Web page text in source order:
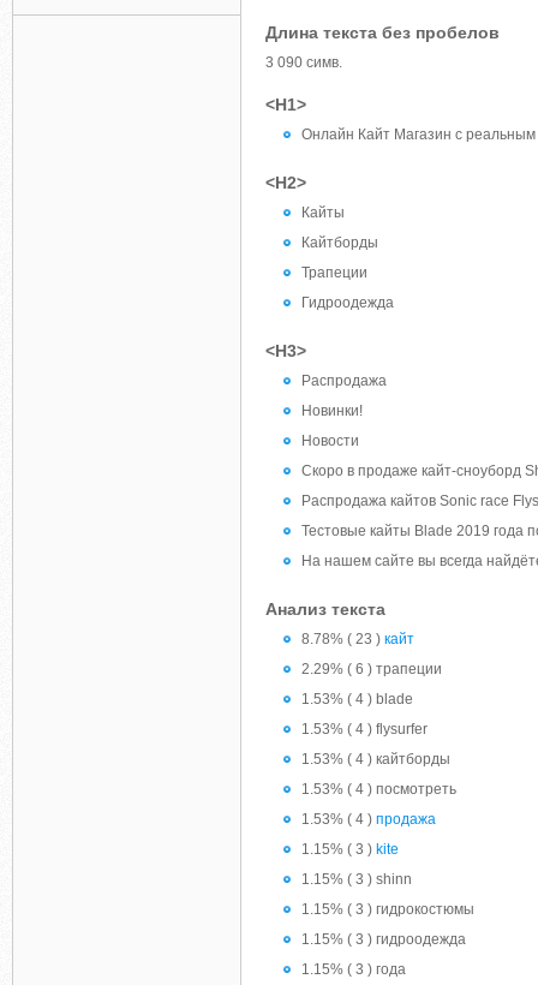
Длина текста без пробелов
3 090 симв.
<H1>
Онлайн Кайт Магазин с
<H2>
Кайты
Кайтборды
Трапеции
Гидроодежда
<H3>
Распродажа
Новинки!
Новости
Скоро в продаже кайт-сноуборд
Распродажа кайтов Sonic race
Тестовые кайты Blade 2019 года
На нашем сайте вы всегда
Анализ текста
8.78% ( 23 ) кайт
2.29% ( 6 ) трапеции
1.53% ( 4 ) blade
1.53% ( 4 ) flysurfer
1.53% ( 4 ) кайтборды
1.53% ( 4 ) посмотреть
1.53% ( 4 ) продажа
1.15% ( 3 ) kite
1.15% ( 3 ) shinn
1.15% ( 3 ) гидрокостюмы
1.15% ( 3 ) гидроодежда
1.15% ( 3 ) года